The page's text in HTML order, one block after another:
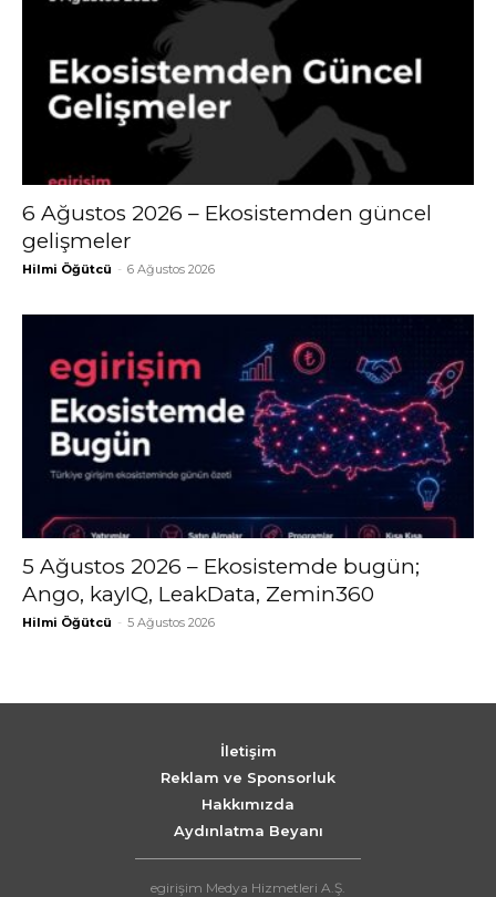
6 Ağustos 2026 – Ekosistemden güncel
gelişmeler
Hilmi Öğütcü - 6 Ağustos 2026
5 Ağustos 2026 – Ekosistemde bugün;
Ango, kayIQ, LeakData, Zemin360
Hilmi Öğütcü - 5 Ağustos 2026
İletişim
Reklam ve Sponsorluk
Hakkımızda
Aydınlatma Beyanı
egirişim Medya Hizmetleri A.Ş.